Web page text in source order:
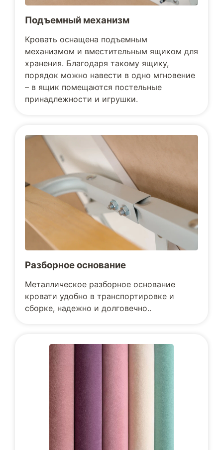
Подъемный механизм
Кровать оснащена подъемным
механизмом и вместительным ящиком для
хранения. Благодаря такому ящику,
порядок можно навести в одно мгновение
– в ящик помещаются постельные
принадлежности и игрушки.
Разборное основание
Металлическое разборное основание
кровати удобно в транспортировке и
сборке, надежно и долговечно..